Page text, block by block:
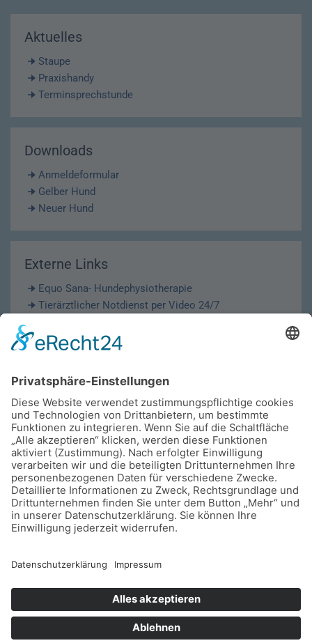
Aktuelles
Staupe
Praxishandy
Terminsprechstunde
Downloads
Anmeldeformular
Gelber Hund
Neuer Hund
Externe Links
Equo Sana- Hundephysiotherapie
Tierärztlicher Notdienst per Video 24/7
Kleintierpraxis Franziska Kähler
21684 Stade - Wiepenkathen
04141 - 40 32 66
info@tieraerztinkaehler.de
Kontakt Datenschutz